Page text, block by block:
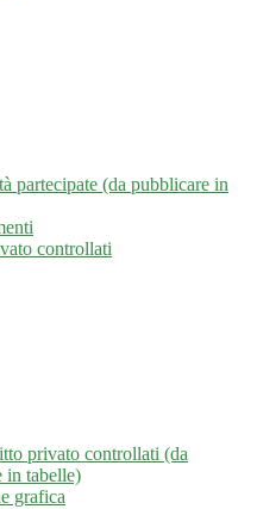
partecipate (da pubblicare in
controllati
privato controllati (da
in tabelle)
grafica